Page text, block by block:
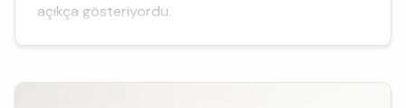
açıkça gösteriyordu.